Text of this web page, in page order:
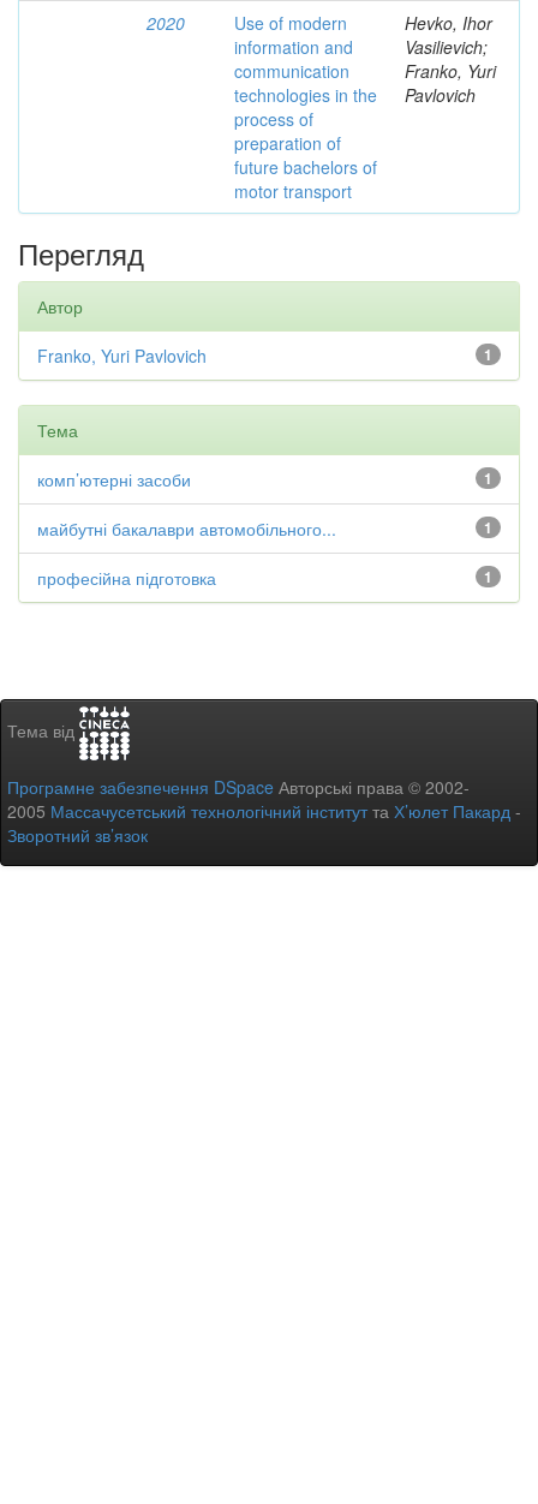
2020
Use of modern
information and
communication
technologies in the
process of
preparation of
future bachelors of
motor transport
Hevko, Ihor
Vasilievich;
Franko, Yuri
Pavlovich
Перегляд
Автор
1
Franko, Yuri Pavlovich
Тема
1
комп’ютерні засоби
1
майбутні бакалаври автомобільного...
1
професійна підготовка
Тема від
Програмне забезпечення DSpace Авторські права © 2002-
2005 Массачусетський технологічний інститутта Х’юлет Пакард -
Зворотний зв’язок